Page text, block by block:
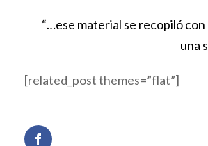
“…ese material se recopiló con
una
[related_post themes=”flat”]